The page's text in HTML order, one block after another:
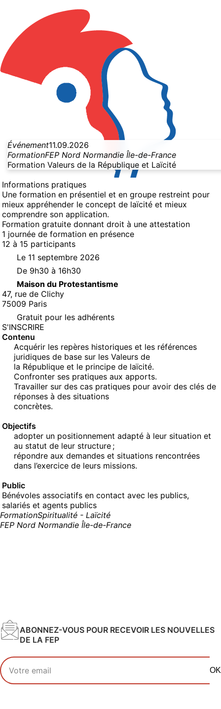
Événement11.09.2026
FormationFEP Nord Normandie Île-de-France
Formation Valeurs de la République et Laïcité
Informations pratiques
Une formation en présentiel et en groupe restreint pour
mieux appréhender le concept de laïcité et mieux
comprendre son application.
Formation gratuite donnant droit à une attestation
1 journée de formation en présence
12 à 15 participants
Le 11 septembre 2026
De 9h30 à 16h30
Maison du Protestantisme
47, rue de Clichy
75009 Paris
Gratuit pour les adhérents
S'INSCRIRE
Contenu
Acquérir les repères historiques et les références
juridiques de base sur les Valeurs de
la République et le principe de laïcité.
Confronter ses pratiques aux apports.
Travailler sur des cas pratiques pour avoir des clés de
réponses à des situations
concrètes.
Objectifs
adopter un positionnement adapté à leur situation et
au statut de leur structure ;
répondre aux demandes et situations rencontrées
dans l’exercice de leurs missions.
Public
Bénévoles associatifs en contact avec les publics,
salariés et agents publics
FormationSpiritualité - Laïcité
FEP Nord Normandie Île-de-France
ABONNEZ-VOUS POUR RECEVOIR LES NOUVELLES
DE LA FEP
Votre adresse email
OK